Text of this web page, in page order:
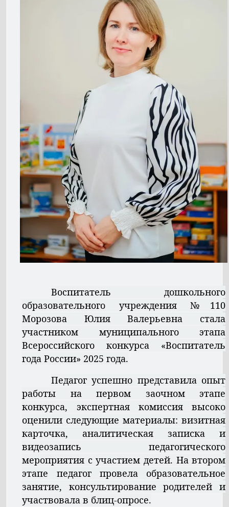
Воспитатель дошкольного
образовательного учреждения №110
Морозова Юлия Валерьевна стала
участником муниципального этапа
Всероссийского конкурса «Воспитатель
года России» 2025 года.
Педагог успешно представила опыт
работы на первом заочном этапе
конкурса, экспертная комиссия высоко
оценили следующие материалы: визитная
карточка, аналитическая записка и
видеозапись педагогического
мероприятия с участием детей. На втором
этапе педагог провела образовательное
занятие, консультирование родителей и
участвовала в блиц-опросе.